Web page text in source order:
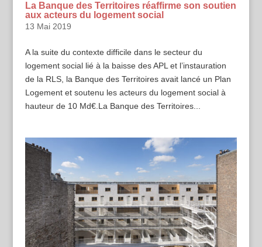
La Banque des Territoires réaffirme son soutien
aux acteurs du logement social
13 Mai 2019
A la suite du contexte difficile dans le secteur du
logement social lié à la baisse des APL et l’instauration
de la RLS, la Banque des Territoires avait lancé un Plan
Logement et soutenu les acteurs du logement social à
hauteur de 10 Md€.La Banque des Territoires...